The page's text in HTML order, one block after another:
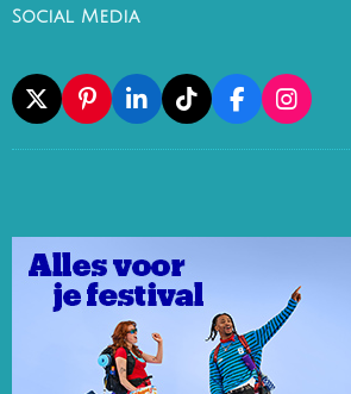
Social Media
X
P
I
N
E
S
T
L
I
N
I
N
T
I
K
F
A
C
O
I
N
S
R
M